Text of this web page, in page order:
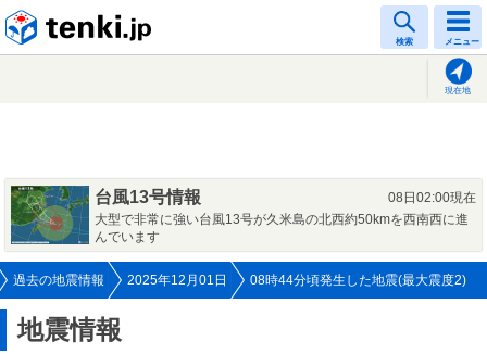
検索 メニュー
現在地
台風13号情報
08日02:00現在
大型で非常に強い台風13号が久米島の北西約50kmを西南西に進
んでいます
過去の地震情報 2025年12月01日 08時44分頃発生した地震(最大震度2)
地震情報